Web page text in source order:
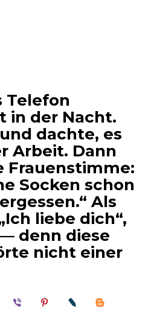
Telefon
in der Nacht.
dachte, es
Arbeit. Dann
Frauenstimme:
Socken schon
Als
liebe dich“,
denn diese
nicht einer